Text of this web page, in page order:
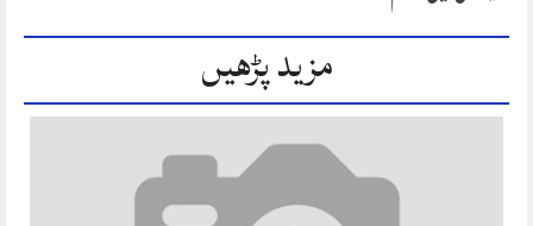
مزید پڑھیں